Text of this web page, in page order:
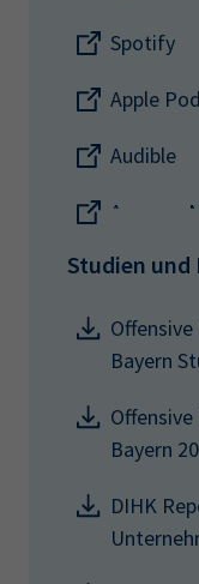
Spotify
Apple
Audible
Amazon
Studien und
Bayern
Bayern
DIHK